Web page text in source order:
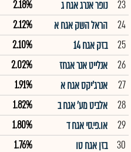
23
נופר אנרג אגח ג 2.18%
24
הראל השק אגח א 2.12%
25
בזק אגח 14 2.10%
26
אנלייט אנר אגחז 2.02%
27
אנרג'יקס אגח א 1.91%
28
אלביט מע' אגח ב 1.82%
29
או.פי.סי אגח ד 1.80%
30
בזן אגח טו 1.76%